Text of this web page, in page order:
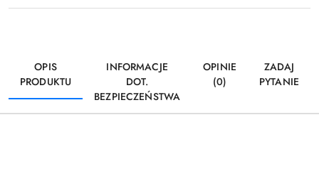
OPIS
PRODUKTU
INFORMACJE
DOT.
BEZPIECZEŃSTWA
OPINIE
(0)
ZADAJ
PYTANIE